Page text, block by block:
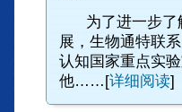
为了进一步了
展，生物通特联
认知国家重点实
他……[详细阅读]